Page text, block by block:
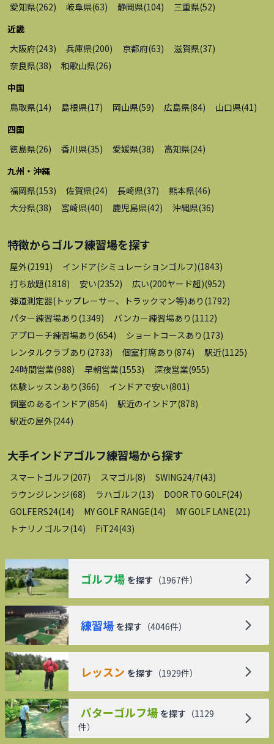
愛知県(262) 岐阜県(63) 静岡県(104) 三重県(52)
近畿
大阪府(243) 兵庫県(200) 京都府(63) 滋賀県(37)
奈良県(38) 和歌山県(26)
中国
鳥取県(14) 島根県(17) 岡山県(59) 広島県(84) 山口県(41)
四国
徳島県(26) 香川県(35) 愛媛県(38) 高知県(24)
九州・沖縄
福岡県(153) 佐賀県(24) 長崎県(37) 熊本県(46)
大分県(38) 宮崎県(40) 鹿児島県(42) 沖縄県(36)
特徴からゴルフ練習場を探す
屋外(2191) インドア(シミュレーションゴルフ)(1843)
打ち放題(1818) 安い(2352) 広い(200ヤード超)(952)
弾道測定器(トップレーサー、トラックマン等)あり (1792)
パター練習場あり (1349) バンカー練習場あり (1112)
アプローチ練習場あり (654) ショートコースあり (173)
レンタルクラブあり (2733) 個室打席あり (874) 駅近(1125)
24時間営業(988) 早朝営業(1553) 深夜営業(955)
体験レッスンあり (366) インドアで安い(801)
個室のあるインドア(854) 駅近のインドア(878)
駅近の屋外(244)
大手インドアゴルフ練習場から探す
スマートゴルフ(207) スマゴル(8) SWING24/7(43)
ラウンジレンジ(68) ラハゴルフ(13) DOOR TO GOLF(24)
GOLFERS24(14) MY GOLF RANGE(14) MY GOLF LANE(21)
トナリノゴルフ(14) FiT24(43)
ゴルフ場 を探す （1967件）
練習場 を探す （4046件）
レッスン を探す （1929件）
パターゴルフ場 を探す （1129
件）